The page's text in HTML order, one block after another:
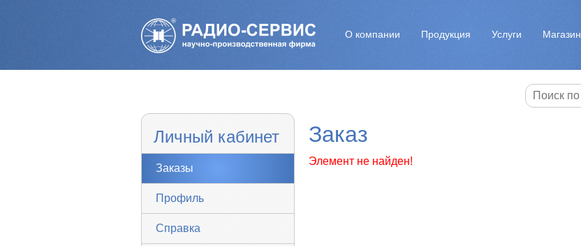
О компании Продукция Услуги Магазин
Личный кабинет
Заказы
Профиль
Справка
Заказ
Элемент не найден!